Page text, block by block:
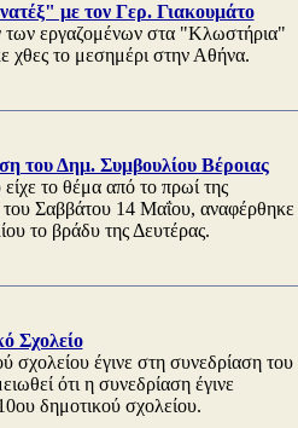
με τον Γερ. Γιακουμάτο
των εργαζομένων στα "Κλωστήρια"
χθες το μεσημέρι στην Αθήνα.
του Δημ. Συμβουλίου Βέροιας
το θέμα από το πρωί της
Σαββάτου 14 Μαΐου, αναφέρθηκε
το βράδυ της Δευτέρας.
Σχολείο
σχολείου έγινε στη συνεδρίαση του
ότι η συνεδρίαση έγινε
δημοτικού σχολείου.